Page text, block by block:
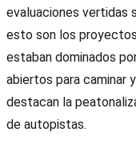
evaluaciones vertidas
esto son los
estaban dominados
abiertos para caminar
destacan la
de autopistas.